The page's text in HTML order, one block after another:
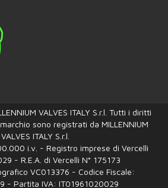
VALVES ITALY S.r.l. Tutti i diritti
sono registrati da MILLENNIUM
VALVES ITALY S.r.l.
i.v. - Registro imprese di Vercelli
- R.E.A. di Vercelli N° 175173
VC013376 - Codice Fiscale:
- Partita IVA: IT01961020029